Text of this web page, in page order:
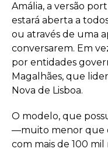
Amália, a versão
estará aberta a
ou através de uma
conversarem. Em
por entidades
Magalhães, que
Nova de Lisboa.
O modelo, que
—muito menor que
com mais de 100